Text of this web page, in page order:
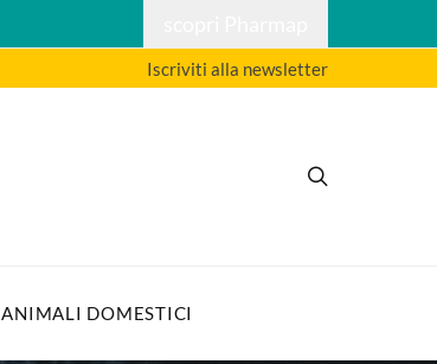
Iscriviti alla newsletter
ANIMALI DOMESTICI